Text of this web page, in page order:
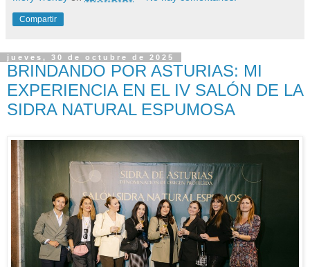
Compartir
jueves, 30 de octubre de 2025
BRINDANDO POR ASTURIAS: MI
EXPERIENCIA EN EL IV SALÓN DE LA
SIDRA NATURAL ESPUMOSA